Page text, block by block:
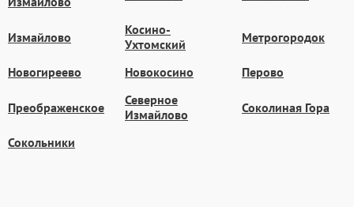
Измайлово
Косино-
Ухтомский
Метрогородок
Новогиреево Новокосино Перово
Преображенское
Северное
Измайлово
Соколиная Гора
Сокольники